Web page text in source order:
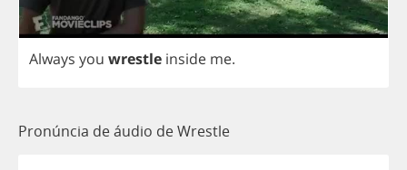
Always you wrestle inside me.
Pronúncia de áudio de Wrestle